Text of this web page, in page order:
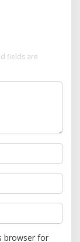
fields are
browser for